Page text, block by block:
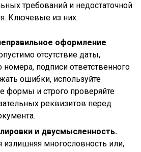
требований и недостаточной
Ключевые из них:
оформление
отсутствие даты,
номера, подписи ответственного
ошибки, используйте
формы и строго проверяйте
реквизитов перед
и двусмысленность.
излишняя многословность или,